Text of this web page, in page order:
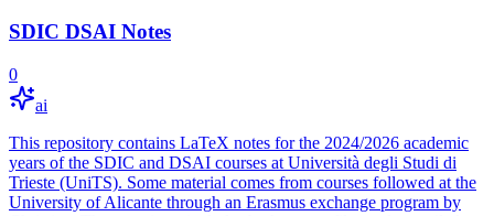
SDIC DSAI Notes
0
ai
This repository contains LaTeX notes for the 2024/2026 academic
years of the SDIC and DSAI courses at Università degli Studi di
Trieste (UniTS). Some material comes from courses followed at the
University of Alicante through an Erasmus exchange program by